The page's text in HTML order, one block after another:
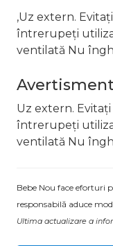
,Uz extern.
întrerupeți
ventilată Nu
Avertisment
Uz extern.
întrerupeți
ventilată Nu
Bebe Nou face eforturi
responsabilă aduce
Ultima actualizare a